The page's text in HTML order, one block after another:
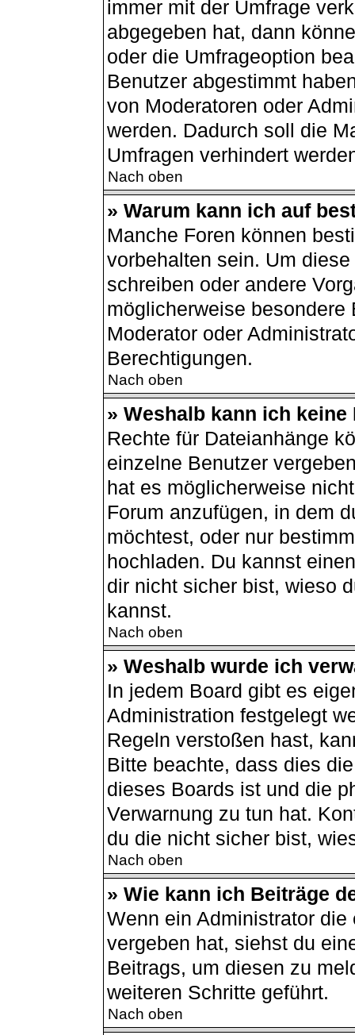
immer mit der Umfrage
abgegeben hat, dann
oder die Umfrageoption
Benutzer abgestimmt
von Moderatoren oder
werden. Dadurch soll die
Umfragen verhindert
Nach oben
» Warum kann ich auf
Manche Foren können
vorbehalten sein. Um
schreiben oder andere
möglicherweise besondere
Moderator oder
Berechtigungen.
Nach oben
» Weshalb kann ich
Rechte für Dateianhänge
einzelne Benutzer
hat es möglicherweise
Forum anzufügen, in dem
möchtest, oder nur
hochladen. Du kannst
dir nicht sicher bist, wieso
kannst.
Nach oben
» Weshalb wurde ich
In jedem Board gibt es
Administration festgelegt
Regeln verstoßen hast,
Bitte beachte, dass dies
dieses Boards ist und die
Verwarnung zu tun hat.
du die nicht sicher bist,
Nach oben
» Wie kann ich Beiträge
Wenn ein Administrator
vergeben hat, siehst du
Beitrags, um diesen zu
weiteren Schritte geführt.
Nach oben